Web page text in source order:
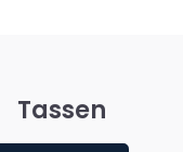
Tassen